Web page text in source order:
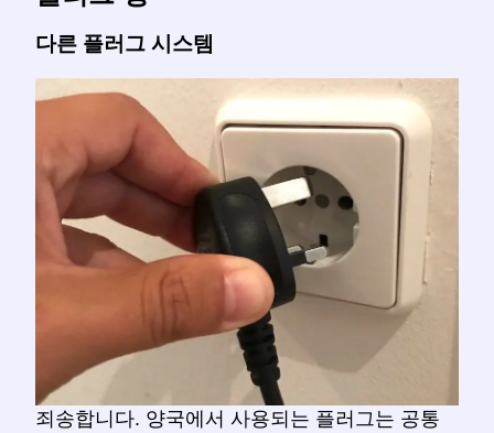
다른 플러그 시스템
죄송합니다. 양국에서 사용되는 플러그는 공통